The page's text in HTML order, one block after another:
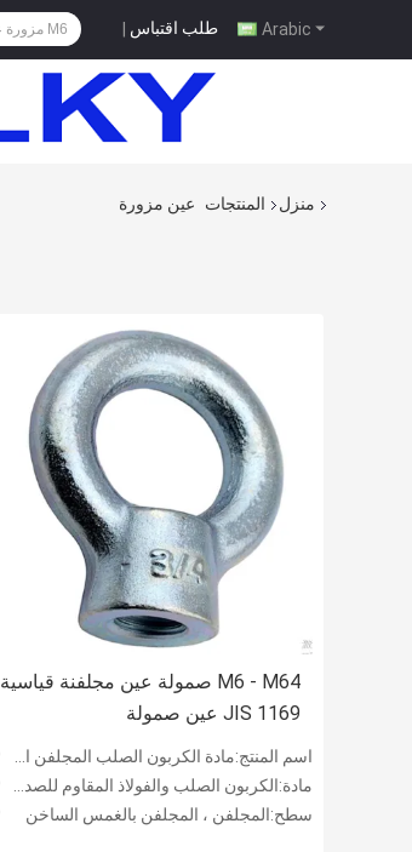
Arabic طلب اقتباس |
منزل المنتجات عين مزورة
M6 - M64 صمولة عين مجلفنة قياسية
JIS 1169 عين صمولة
اسم المنتج:مادة الكربون الصلب المجلفن المعياري JIS 1169 Eye Nut
مادة:الكربون الصلب والفولاذ المقاوم للصدأ وسبائك الصلب
سطح:المجلفن ، المجلفن بالغمس الساخن